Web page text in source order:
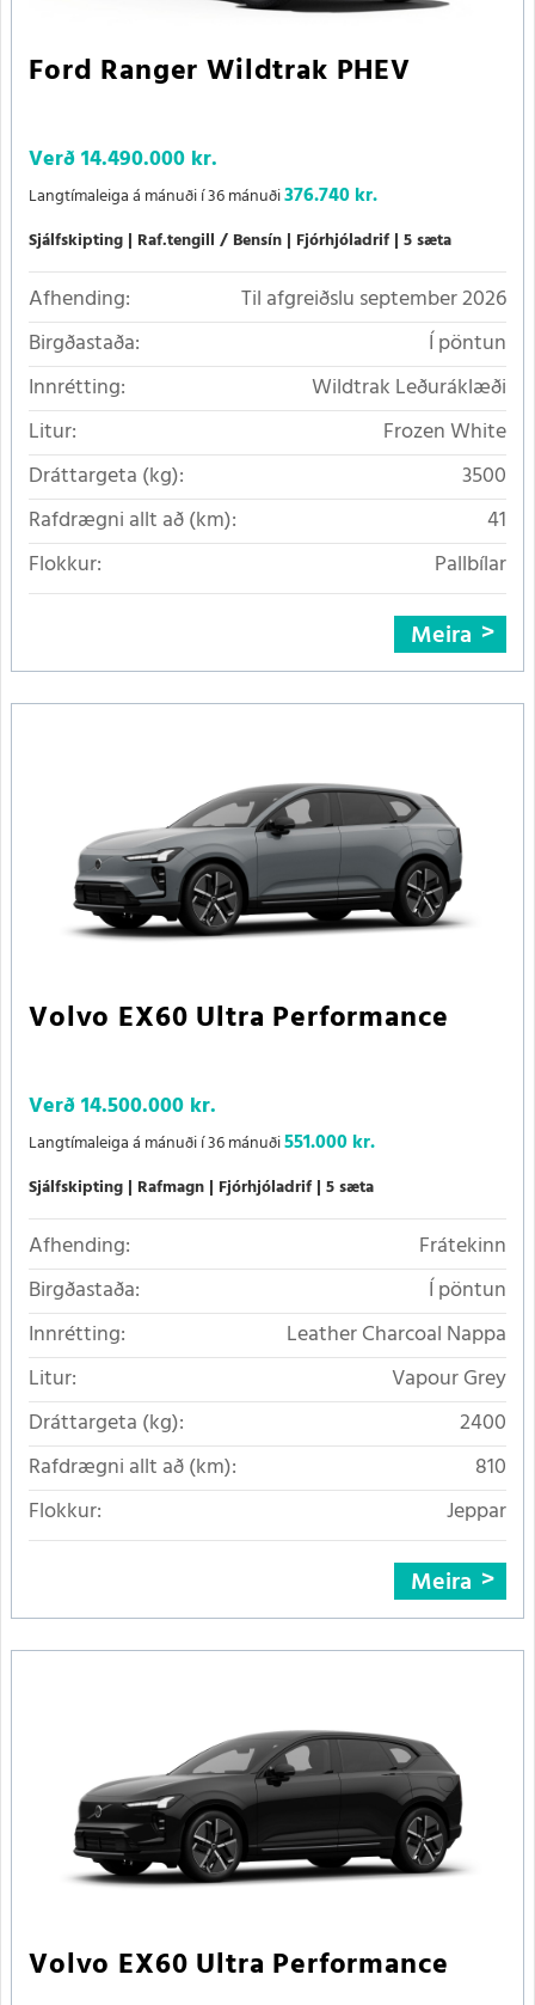
Ford Ranger Wildtrak PHEV
Verð14.490.000 kr.
Langtímaleiga á mánuði í 36 mánuði376.740 kr.
Sjálfskipting Raf.tengill / Bensín Fjórhjóladrif 5 sæta
Afhending:
Til afgreiðslu september 2026
Birgðastaða:
Í pöntun
Innrétting:
Wildtrak Leðuráklæði
Litur:
Frozen White
Dráttargeta (kg):
3500
Rafdrægni allt að (km):
41
Flokkur:
Pallbílar
Meira
Volvo EX60 Ultra Performance
Verð14.500.000 kr.
Langtímaleiga á mánuði í 36 mánuði551.000 kr.
Sjálfskipting Rafmagn Fjórhjóladrif 5 sæta
Afhending:
Frátekinn
Birgðastaða:
Í pöntun
Innrétting:
Leather Charcoal Nappa
Litur:
Vapour Grey
Dráttargeta (kg):
2400
Rafdrægni allt að (km):
810
Flokkur:
Jeppar
Meira
Volvo EX60 Ultra Performance